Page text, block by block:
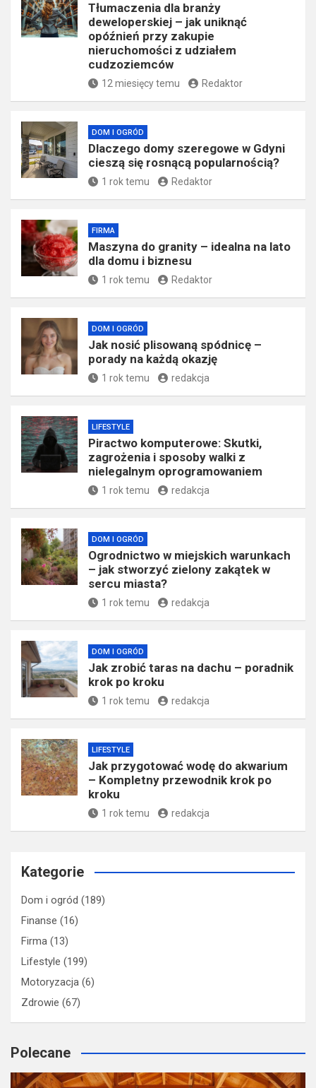
Tłumaczenia dla branży
deweloperskiej – jak uniknąć
opóźnień przy zakupie
nieruchomości z udziałem
cudzoziemców
12 miesięcy temu Redaktor
DOM I OGRÓD
Dlaczego domy szeregowe w Gdyni
cieszą się rosnącą popularnością?
1 rok temu Redaktor
FIRMA
​Maszyna do granity – idealna na lato
dla domu i biznesu
1 rok temu Redaktor
DOM I OGRÓD
Jak nosić plisowaną spódnicę –
porady na każdą okazję
1 rok temu redakcja
LIFESTYLE
Piractwo komputerowe: Skutki,
zagrożenia i sposoby walki z
nielegalnym oprogramowaniem
1 rok temu redakcja
DOM I OGRÓD
Ogrodnictwo w miejskich warunkach
– jak stworzyć zielony zakątek w
sercu miasta?
1 rok temu redakcja
DOM I OGRÓD
Jak zrobić taras na dachu – poradnik
krok po kroku
1 rok temu redakcja
LIFESTYLE
Jak przygotować wodę do akwarium
– Kompletny przewodnik krok po
kroku
1 rok temu redakcja
Kategorie
Dom i ogród (189)
Finanse (16)
Firma (13)
Lifestyle (199)
Motoryzacja (6)
Zdrowie (67)
Polecane